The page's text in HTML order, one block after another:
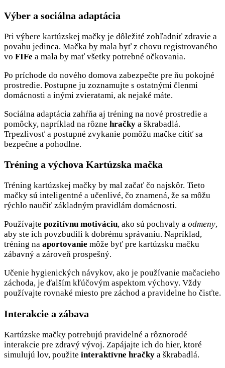
Výber a sociálna adaptácia
Pri výbere kartúzskej mačky je dôležité zohľadniť zdravie a
povahu jedinca. Mačka by mala byť z chovu registrovaného
vo FIFe a mala by mať všetky potrebné očkovania.
Po príchode do nového domova zabezpečte pre ňu pokojné
prostredie. Postupne ju zoznamujte s ostatnými členmi
domácnosti a inými zvieratami, ak nejaké máte.
Sociálna adaptácia zahŕňa aj tréning na nové prostredie a
pomôcky, napríklad na rôzne hračky a škrabadlá.
Trpezlivosť a postupné zvykanie pomôžu mačke cítiť sa
bezpečne a pohodlne.
Tréning a výchova Kartúzska mačka
Tréning kartúzskej mačky by mal začať čo najskôr. Tieto
mačky sú inteligentné a učenlivé, čo znamená, že sa môžu
rýchlo naučiť základným pravidlám domácnosti.
Používajte pozitívnu motiváciu, ako sú pochvaly a odmeny,
aby ste ich povzbudili k dobrému správaniu. Napríklad,
tréning na aportovanie môže byť pre kartúzsku mačku
zábavný a zároveň prospešný.
Učenie hygienických návykov, ako je používanie mačacieho
záchoda, je ďalším kľúčovým aspektom výchovy. Vždy
používajte rovnaké miesto pre záchod a pravidelne ho čisťte.
Interakcie a zábava
Kartúzske mačky potrebujú pravidelné a rôznorodé
interakcie pre zdravý vývoj. Zapájajte ich do hier, ktoré
simulujú lov, použite interaktívne hračky a škrabadlá.